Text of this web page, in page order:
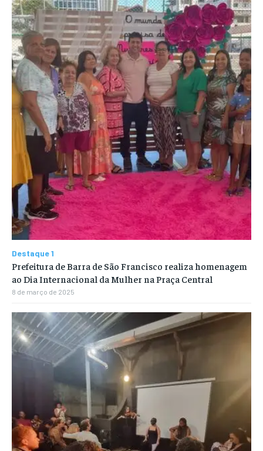
Destaque 1
Prefeitura de Barra de São Francisco realiza homenagem
ao Dia Internacional da Mulher na Praça Central
8 de março de 2025